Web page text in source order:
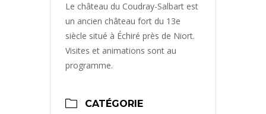
Le château du Coudray-Salbart est
un ancien château fort du 13e
siècle situé à Échiré près de Niort.
Visites et animations sont au
programme.
CATÉGORIE